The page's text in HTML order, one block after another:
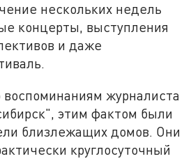
нескольких недель
концерты, выступления
и даже
журналиста
этим фактом были
близлежащих домов. Они
круглосуточный